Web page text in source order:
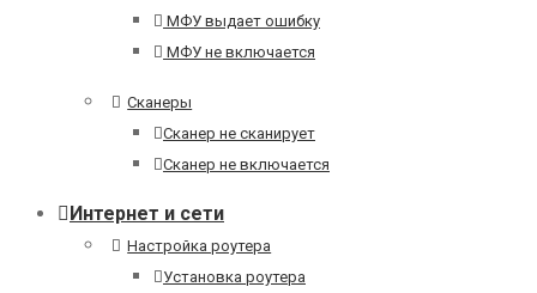
МФУ выдает ошибку
МФУ не включается
Сканеры
Сканер не сканирует
Сканер не включается
Интернет и сети
Настройка роутера
Установка роутера